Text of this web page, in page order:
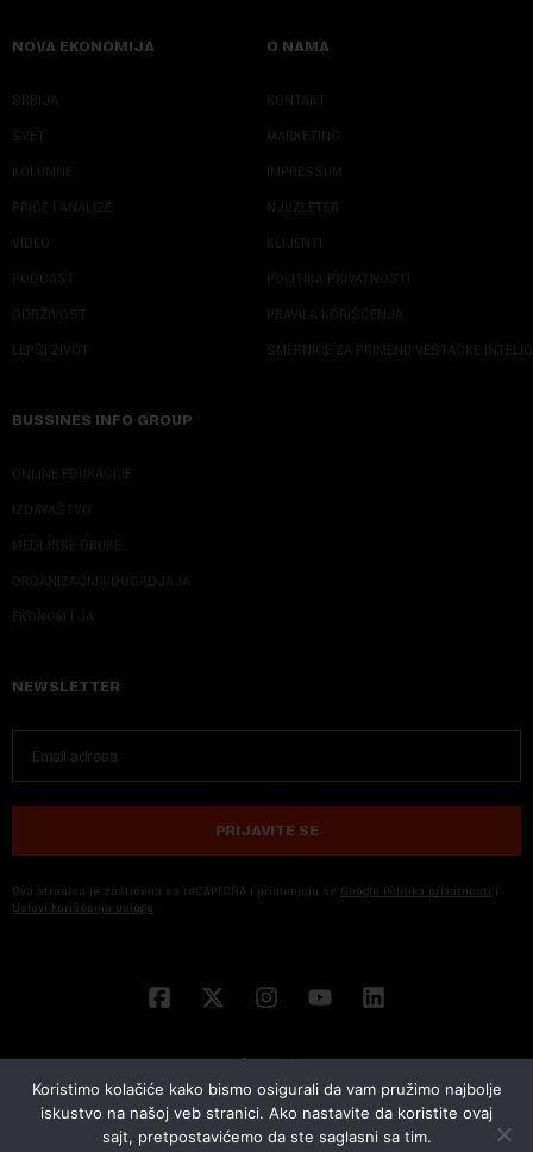
NOVA EKONOMIJA
SRBIJA
SVET
KOLUMNE
PRIČE I ANALIZE
VIDEO
PODCAST
ODRŽIVOST
LEPŠI ŽIVOT
O NAMA
KONTAKT
MARKETING
IMPRESSUM
NJUZLETER
KLIJENTI
POLITIKA PRIVATNOSTI
PRAVILA KORIŠĆENJA
SMERNICE ZA PRIMENU VEŠTAČKE
BUSSINES INFO GROUP
ONLINE EDUKACIJE
IZDAVAŠTVO
MEDIJSKE OBUKE
ORGANIZACIJA DOGADJAJA
EKONOM I JA
NEWSLETTER
PRIJAVITE SE
Ova stranica je zaštićena sa reCAPTCHA i primenjuju se Google Politika privatnosti i
Uslovi korišćenja usluge
Koristimo kolačiće kako bismo osigurali da vam pružimo najbolje
iskustvo na našoj veb stranici. Ako nastavite da koristite ovaj
sajt, pretpostavićemo da ste saglasni sa tim.